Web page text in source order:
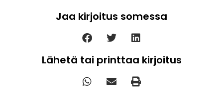
Jaa kirjoitus somessa
Lähetä tai printtaa kirjoitus